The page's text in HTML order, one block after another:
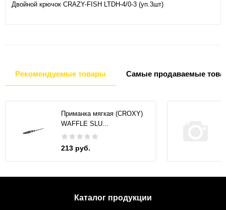
Двойной крючок CRAZY-FISH LTDH-4/0-3 (уп.3шт)
Рекомендуемые товары Самые продаваемые
Приманка мягкая (CROXY)
WAFFLE SLU...
213 руб.
Каталог продукции